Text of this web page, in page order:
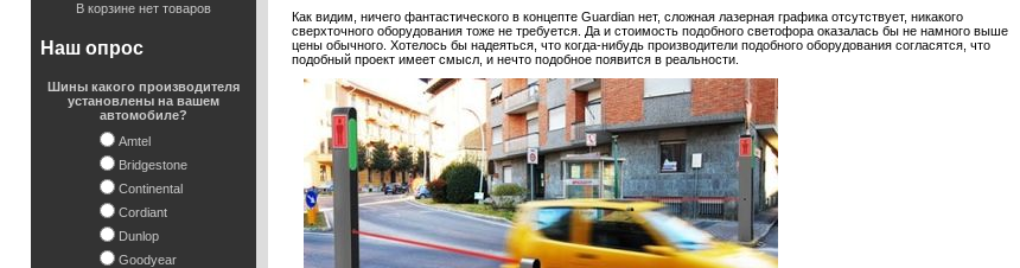
В корзине нет товаров
Наш опрос
Шины какого производителя
установлены на вашем
автомобиле?
Amtel
Bridgestone
Continental
Cordiant
Dunlop
Goodyear
Как видим, ничего фантастического в концепте Guardian нет, сложная лазерная графика отсутствует, никакого
сверхточного оборудования тоже не требуется. Да и стоимость подобного светофора оказалась бы не намного выше
цены обычного. Хотелось бы надеяться, что когда-нибудь производители подобного оборудования согласятся, что
подобный проект имеет смысл, и нечто подобное появится в реальности.